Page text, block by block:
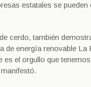
estatales se
cerdo, también
de energía renovable La
el orgullo que